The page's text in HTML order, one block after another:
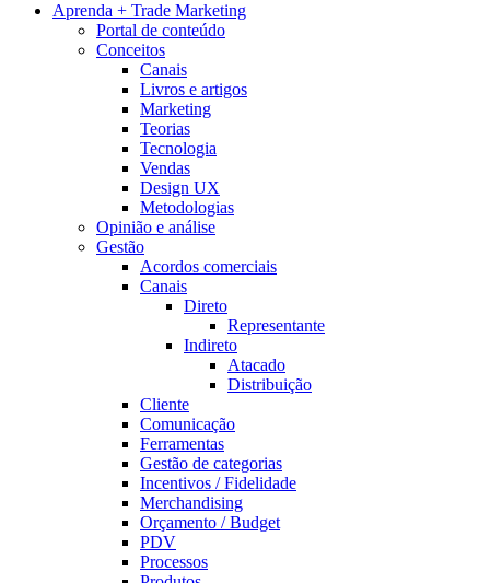
Aprenda + Trade Marketing
Portal de conteúdo
Conceitos
Canais
Livros e artigos
Marketing
Teorias
Tecnologia
Vendas
Design UX
Metodologias
Opinião e análise
Gestão
Acordos comerciais
Canais
Direto
Representante
Indireto
Atacado
Distribuição
Cliente
Comunicação
Ferramentas
Gestão de categorias
Incentivos / Fidelidade
Merchandising
Orçamento / Budget
PDV
Processos